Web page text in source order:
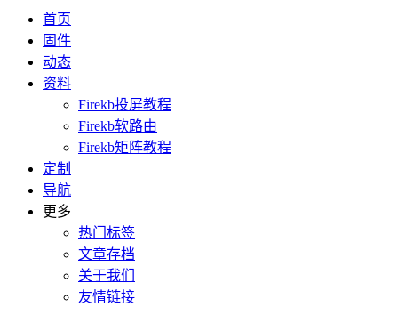
首页
固件
动态
资料
Firekb投屏教程
Firekb软路由
Firekb矩阵教程
定制
导航
更多
热门标签
文章存档
关于我们
友情链接